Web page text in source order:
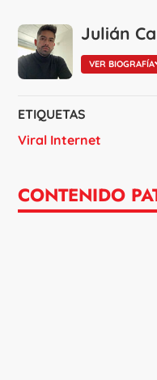
Julián
VER BIOGRAFÍA
ETIQUETAS
Viral Internet
CONTENIDO